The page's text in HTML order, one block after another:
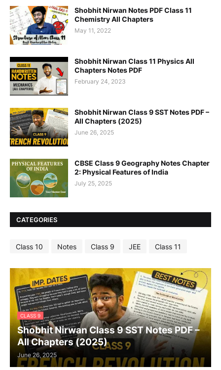
Shobhit Nirwan Notes PDF Class 11
Chemistry All Chapters
May 11, 2022
Shobhit Nirwan Class 11 Physics All
Chapters Notes PDF
February 24, 2023
Shobhit Nirwan Class 9 SST Notes PDF –
All Chapters (2025)
June 26, 2025
CBSE Class 9 Geography Notes Chapter
2: Physical Features of India
July 25, 2025
CATEGORIES
Class 10 Notes Class 9 JEE Class 11
CLASS 9
Shobhit Nirwan Class 9 SST Notes PDF –
All Chapters (2025)
June 26, 2025